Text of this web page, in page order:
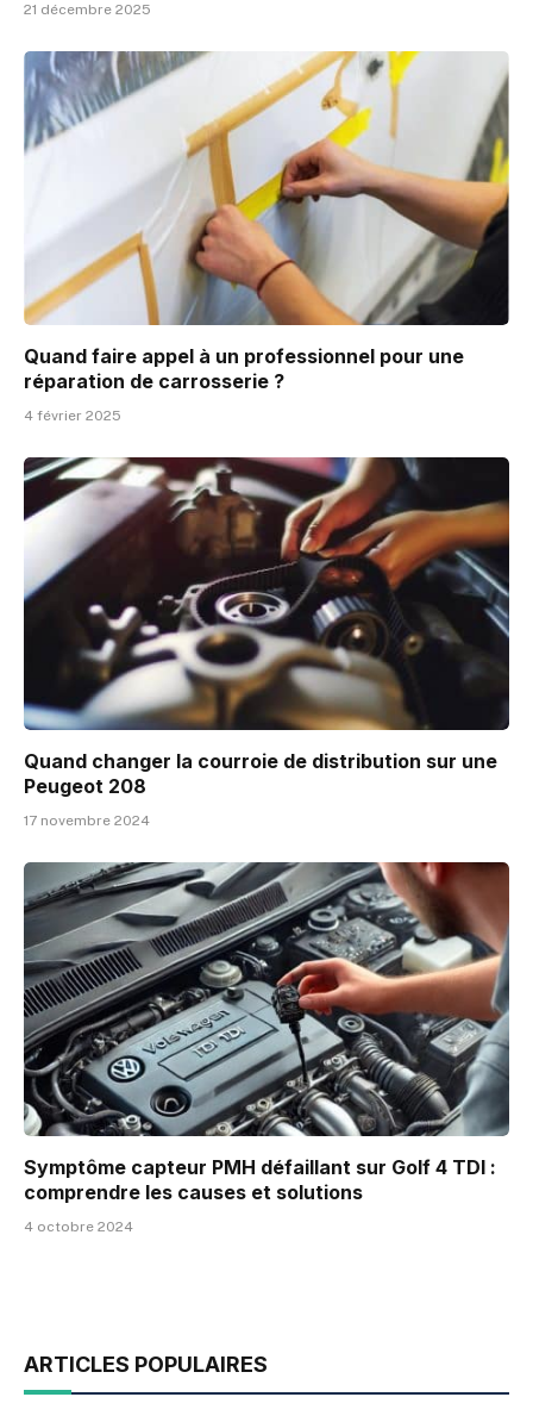
21 décembre 2025
Quand faire appel à un professionnel pour une
réparation de carrosserie ?
4 février 2025
Quand changer la courroie de distribution sur une
Peugeot 208
17 novembre 2024
Symptôme capteur PMH défaillant sur Golf 4 TDI :
comprendre les causes et solutions
4 octobre 2024
ARTICLES POPULAIRES